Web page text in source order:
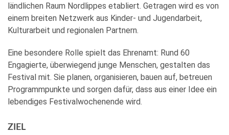
ländlichen Raum Nordlippes etabliert. Getragen wird es von
einem breiten Netzwerk aus Kinder- und Jugendarbeit,
Kulturarbeit und regionalen Partnern.
Eine besondere Rolle spielt das Ehrenamt: Rund 60
Engagierte, überwiegend junge Menschen, gestalten das
Festival mit. Sie planen, organisieren, bauen auf, betreuen
Programmpunkte und sorgen dafür, dass aus einer Idee ein
lebendiges Festivalwochenende wird.
ZIEL